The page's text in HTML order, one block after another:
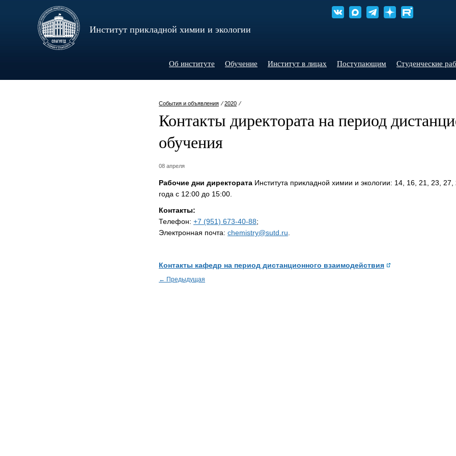
Институт прикладной химии и экологии
Об институте Обучение Институт в лицах Поступающим Студенческие
События и объявления ⁄2020 ⁄
Контакты директората на период
обучения
08 апреля
Рабочие дни директората Института прикладной химии и экологии: 14, 16, 21, 23,
года с 12:00 до 15:00.
Контакты:
Телефон: +7 (951) 673-40-88;
Электронная почта: chemistry@sutd.ru
Контакты кафедр на период дистанционного взаимодействия
← Предыдущая